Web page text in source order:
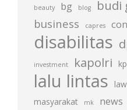
beauty bg blog budi
business capres
disabilitas
investment kapolri
lalu lintas
masyarakat mk news